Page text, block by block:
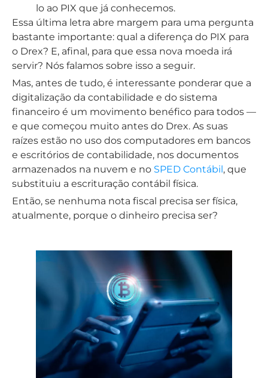
lo ao PIX que já conhecemos.
Essa última letra abre margem para uma pergunta
bastante importante: qual a diferença do PIX para
o Drex? E, afinal, para que essa nova moeda irá
servir? Nós falamos sobre isso a seguir.
Mas, antes de tudo, é interessante ponderar que a
digitalização da contabilidade e do sistema
financeiro é um movimento benéfico para todos —
e que começou muito antes do Drex. As suas
raízes estão no uso dos computadores em bancos
e escritórios de contabilidade, nos documentos
armazenados na nuvem e no SPED Contábil, que
substituiu a escrituração contábil física.
Então, se nenhuma nota fiscal precisa ser física,
atualmente, porque o dinheiro precisa ser?